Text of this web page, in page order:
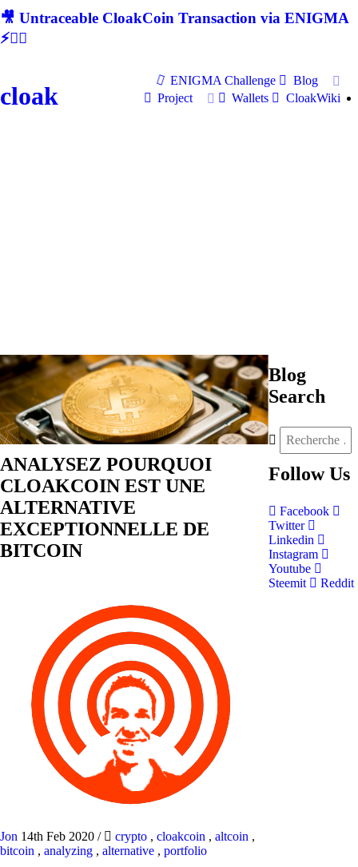
🎥 Untraceable CloakCoin Transaction via ENIGMA
⚡🕵‍♂
cloak
ENIGMA Challenge
Blog
Project
Wallets CloakWiki
ANALYSEZ POURQUOI
CLOAKCOIN EST UNE
ALTERNATIVE
EXCEPTIONNELLE DE
BITCOIN
Jon 14th Feb 2020 / crypto , cloakcoin , altcoin ,
bitcoin , analyzing , alternative , portfolio
Blog
Search
Follow Us
Facebook
Twitter
Linkedin
Instagram
Youtube
Steemit
Reddit